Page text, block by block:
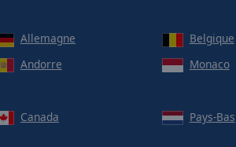
Allemagne Belgique
Andorre Monaco
Canada Pays-Bas